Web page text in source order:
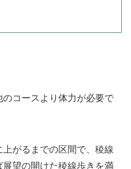
コースより体力が必要で
がるまでの区間で、稜線
展望の開けた稜線歩きを満